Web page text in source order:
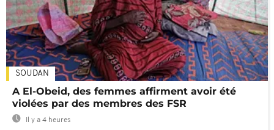
SOUDAN
A El-Obeid, des femmes affirment avoir été
violées par des membres des FSR
Il y a 4 heures